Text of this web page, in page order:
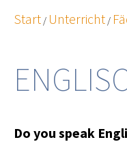
Start / Unterricht /
Do you speak